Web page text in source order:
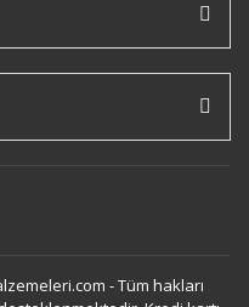
- Tüm hakları